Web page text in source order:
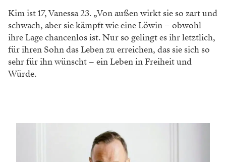
Kim ist 17, Vanessa 23. „Von außen wirkt sie so zart und
schwach, aber sie kämpft wie eine Löwin – obwohl
ihre Lage chancenlos ist. Nur so gelingt es ihr letztlich,
für ihren Sohn das Leben zu erreichen, das sie sich so
sehr für ihn wünscht – ein Leben in Freiheit und
Würde.